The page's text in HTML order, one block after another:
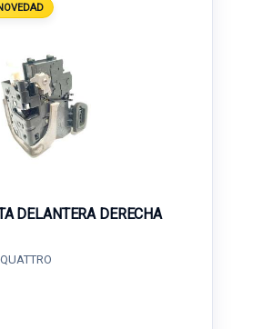
DELANTERA DERECHA